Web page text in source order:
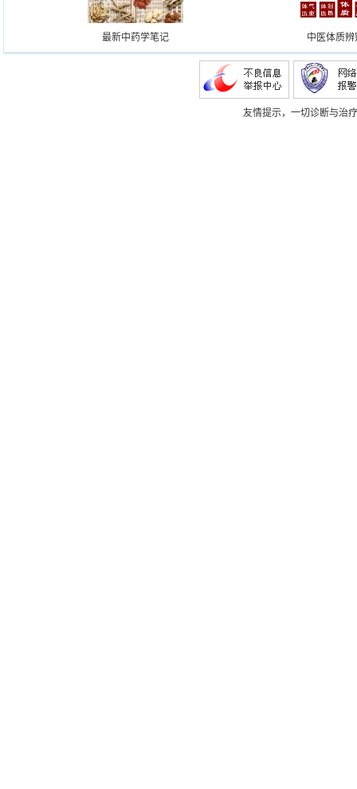
最新中药学笔记 中医体质
友情提示，一切诊断与治